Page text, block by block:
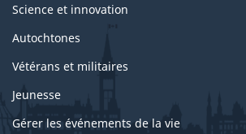
Science et innovation
Autochtones
Vétérans et militaires
Jeunesse
Gérer les événements de la vie